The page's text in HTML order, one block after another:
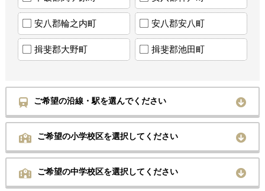
安八郡輪之内町 安八郡安八町
揖斐郡大野町 揖斐郡池田町
ご希望の沿線・駅を選んでください
ご希望の小学校区を選択してください
ご希望の中学校区を選択してください